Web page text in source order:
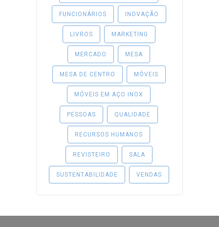
FUNCIONÁRIOS INOVAÇÃO
LIVROS MARKETING
MERCADO MESA
MESA DE CENTRO MÓVEIS
MÓVEIS EM AÇO INOX
PESSOAS QUALIDADE
RECURSOS HUMANOS
REVISTEIRO SALA
SUSTENTABILIDADE VENDAS